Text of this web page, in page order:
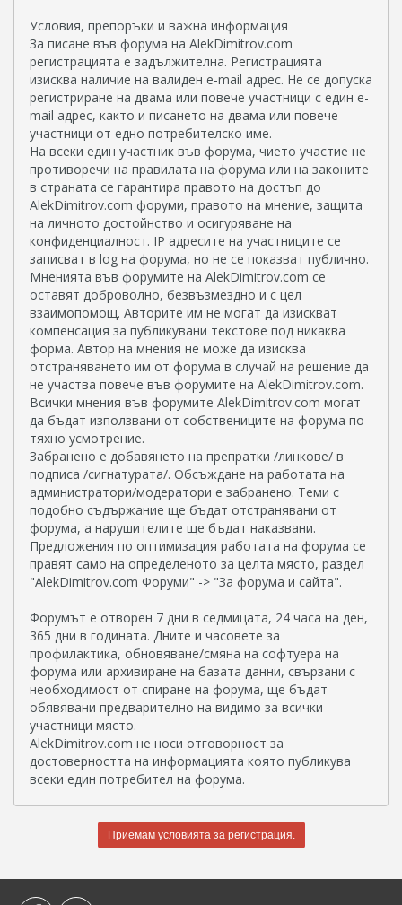
Условия, препоръки и важна информация
За писане във форума на AlekDimitrov.com
регистрацията е задължителна. Регистрацията
изисква наличие на валиден e-mail адрес. Не се допуска
регистриране на двама или повече участници с един e-
mail aдрес, както и писането на двама или повече
участници от едно потребителско име.
На всеки един участник във форума, чието участие не
противоречи на правилата на форума или на законите
в страната се гарантира правото на достъп до
AlekDimitrov.com форуми, правото на мнение, защита
на личното достойнство и осигуряване на
конфиденциалност. IP адресите на участниците се
записват в log на форума, но не се показват публично.
Мненията във форумите на AlekDimitrov.com се
оставят доброволно, безвъзмездно и с цел
взаимопомощ. Авторите им не могат да изискват
компенсация за публикувани текстове под никаква
форма. Автор на мнения не може да изисква
отстраняването им от форума в случай на решение да
не участва повече във форумите на AlekDimitrov.com.
Всички мнения във форумите AlekDimitrov.com могат
да бъдат използвани от собствениците на форума по
тяхно усмотрение.
Забранено е добавянето на препратки /линкове/ в
подписа /сигнатурата/. Обсъждане на работата на
администратори/модератори е забранено. Теми с
подобно съдържание ще бъдат отстранявани от
форума, а нарушителите ще бъдат наказвани.
Предложения по оптимизация работата на форума се
правят само на определеното за целта място, раздел
"AlekDimitrov.com Форуми" -> "За форума и сайта".
Форумът е отворен 7 дни в седмицата, 24 часа на ден,
365 дни в годината. Дните и часовете за
профилактика, обновяване/смяна на софтуера на
форума или архивиране на базата данни, свързани с
необходимост от спиране на форума, ще бъдат
обявявани предварително на видимо за всички
участници място.
AlekDimitrov.com не носи отговорност за
достоверността на информацията която публикува
всеки един потребител на форума.